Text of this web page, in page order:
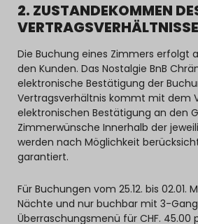
2. ZUSTANDEKOMMEN
Die Buchung eines Zimmers erfolgt
den Kunden. Das Nostalgie BnB
elektronische Bestätigung der
Vertragsverhältnis kommt mit dem
elektronischen Bestätigung an den
Zimmerwünsche Innerhalb der
werden nach Möglichkeit
garantiert.
Für Buchungen vom 25.12. bis
Nächte und nur buchbar mit 3-Gang
Überraschungsmenü für CHF. 45.00